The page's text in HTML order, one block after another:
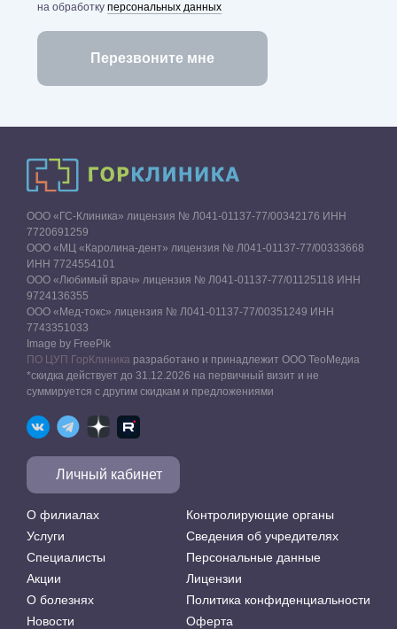
на обработку персональных данных
ООО «ГС-Клиника» лицензия № Л041-01137-77/00342176 ИНН
7720691259
ООО «МЦ «Каролина-дент» лицензия № Л041-01137-77/00333668
ИНН 7724554101
ООО «Любимый врач» лицензия № Л041-01137-77/01125118 ИНН
9724136355
ООО «Мед-токс» лицензия № Л041-01137-77/00351249 ИНН
7743351033
Image by FreePik
ПО ЦУП ГорКлиника разработано и принадлежит ООО ТеоМедиа
*скидка действует до 31.12.2026 на первичный визит и не
суммируется с другим скидкам и предложениями
О филиалах
Услуги
Специалисты
Акции
О болезнях
Новости
Контролирующие органы
Сведения об учредителях
Персональные данные
Лицензии
Политика конфиденциальности
Оферта
Личный кабинет